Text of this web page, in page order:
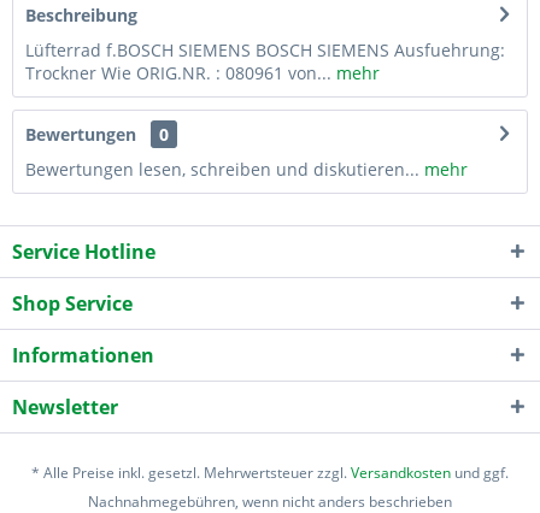
Beschreibung
Lüfterrad f.BOSCH SIEMENS BOSCH SIEMENS Ausfuehrung:
Trockner Wie ORIG.NR. : 080961 von... mehr
Bewertungen
0
Bewertungen lesen, schreiben und diskutieren... mehr
Service Hotline
Shop Service
Informationen
Newsletter
* Alle Preise inkl. gesetzl. Mehrwertsteuer zzgl.Versandkosten und ggf.
Nachnahmegebühren, wenn nicht anders beschrieben